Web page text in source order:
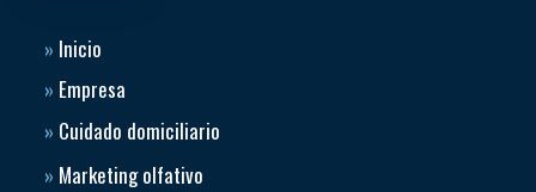
» Inicio
» Empresa
» Cuidado domiciliario
» Marketing olfativo